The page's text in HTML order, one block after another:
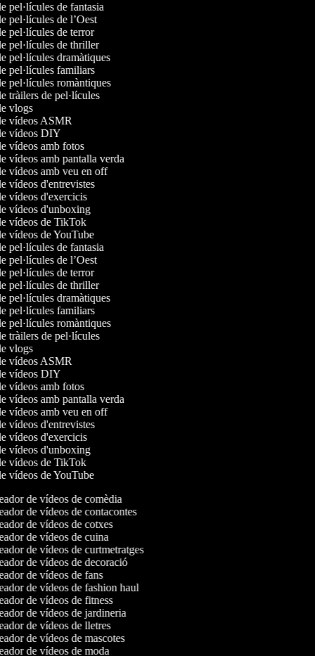
pel·lícules de fantasia
pel·lícules de l’Oest
pel·lícules de terror
pel·lícules de thriller
pel·lícules dramàtiques
pel·lícules familiars
pel·lícules romàntiques
tràilers de pel·lícules
vlogs
vídeos ASMR
vídeos DIY
vídeos amb fotos
vídeos amb pantalla verda
vídeos amb veu en off
vídeos d'entrevistes
vídeos d'exercicis
vídeos d'unboxing
vídeos de TikTok
vídeos de YouTube
pel·lícules de fantasia
pel·lícules de l’Oest
pel·lícules de terror
pel·lícules de thriller
pel·lícules dramàtiques
pel·lícules familiars
pel·lícules romàntiques
tràilers de pel·lícules
vlogs
vídeos ASMR
vídeos DIY
vídeos amb fotos
vídeos amb pantalla verda
vídeos amb veu en off
vídeos d'entrevistes
vídeos d'exercicis
vídeos d'unboxing
vídeos de TikTok
vídeos de YouTube
de vídeos de comèdia
de vídeos de contacontes
de vídeos de cotxes
de vídeos de cuina
de vídeos de curtmetratges
de vídeos de decoració
de vídeos de fans
de vídeos de fashion haul
de vídeos de fitness
de vídeos de jardineria
de vídeos de lletres
de vídeos de mascotes
de vídeos de moda